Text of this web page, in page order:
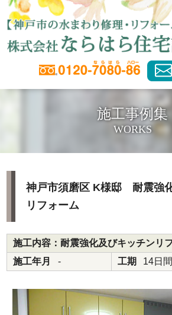
施工事例集
WORKS
神戸市須磨区 K様邸 耐震強
リフォーム
施工内容：耐震強化及びキッチンリ
施工年月
- 工期 14日間